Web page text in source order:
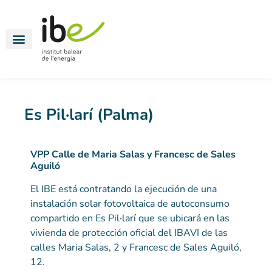
Es Pil·larí (Palma)
VPP Calle de Maria Salas y Francesc de Sales
Aguiló
El IBE está contratando la ejecución de una
instalación solar fotovoltaica de autoconsumo
compartido en Es Pil·larí que se ubicará en las
vivienda de protección oficial del IBAVI de las
calles Maria Salas, 2 y Francesc de Sales Aguiló,
12.